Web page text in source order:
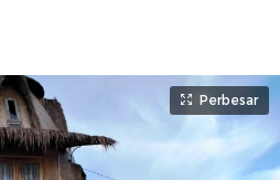
Perbesar